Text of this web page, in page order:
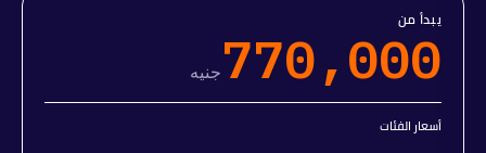
يبدأ من
770,000 جنيه
أسعار الفئات